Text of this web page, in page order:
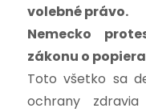
volebné právo.
Nemecko
zákonu o
Toto všetko sa
ochrany